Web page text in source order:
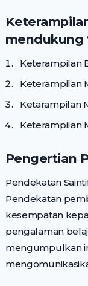
mendukung
Keterampilan
Keterampilan
Ketarampilan
Keterampilan
Pengertian
Pendekatan
Pendekatan
kesempatan
pengalaman
mengumpulkan